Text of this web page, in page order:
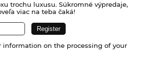
trochu luxusu. Súkromné výpredaje,
viac na teba čaká!
information on the processing of your